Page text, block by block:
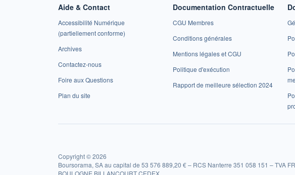
Aide & Contact
Accessibilité Numérique
(partiellement conforme)
Archives
Contactez-nous
Foire aux Questions
Plan du site
Documentation Contractuelle
CGU Membres
Conditions générales
Mentions légales et CGU
Politique d'exécution
Rapport de meilleure sélection 2024
Copyright © 2026
Boursorama, SA au capital de 53 576 889,20 € – RCS Nanterre 351 058 151 – TVA
BOULOGNE BILLANCOURT CEDEX